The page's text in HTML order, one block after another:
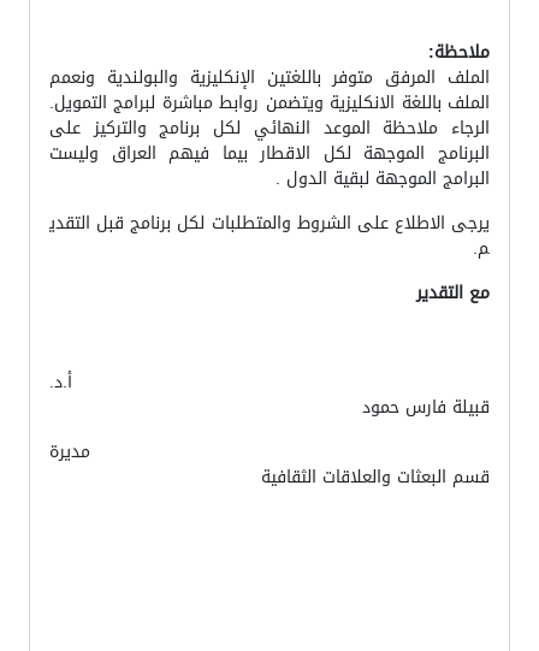
ملاحظة:
الملف المرفق متوفر باللغتين الإنكليزية والبولندية ونعمم
الملف باللغة الانكليزية ويتضمن روابط مباشرة لبرامج التمويل.
الرجاء ملاحظة الموعد النهائي لكل برنامج والتركيز على
البرنامج الموجهة لكل الاقطار بيما فيهم العراق وليست
البرامج الموجهة لبقية الدول .
يرجى الاطلاع على الشروط والمتطلبات لكل برنامج قبل التقدي
م.
مع التقدير
أ.د.
قبيلة فارس حمود
مديرة
قسم البعثات والعلاقات الثقافية